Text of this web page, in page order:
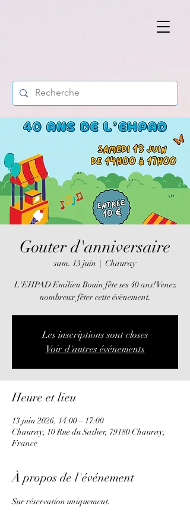
Gouter d'anniversaire
sam. 13 juin
  |
Chauray
L'EHPAD Emilien Bouin fête ses 40 ans! Venez
Les inscriptions sont closes
Voir d'autres événements
Heure et lieu
13 juin 2026, 14:00 – 17:00
Chauray, 10 Rue du Sailier, 79180 Chauray,
France
À propos de l'événement
Sur réservation uniquement.